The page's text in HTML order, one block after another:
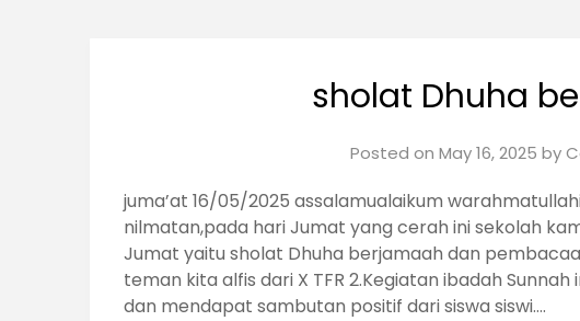
sholat Dhuha
Posted onMay 16, 2025 by
juma’at 16/05/2025 assalamualaikum
nilmatan,pada hari Jumat yang cerah ini sekolah
Jumat yaitu sholat Dhuha berjamaah dan
teman kita alfis dari X TFR 2.Kegiatan ibadah
dan mendapat sambutan positif dari siswa siswi….